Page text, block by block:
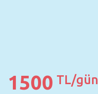
1500 TL/gün